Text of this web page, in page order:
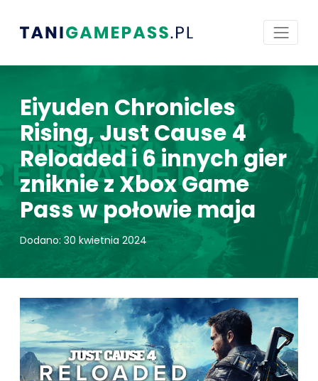
Eiyuden Chronicles
Rising, Just Cause 4
Reloaded i 6 innych gier
zniknie z Xbox Game
Pass w połowie maja
Dodano: 30 kwietnia 2024